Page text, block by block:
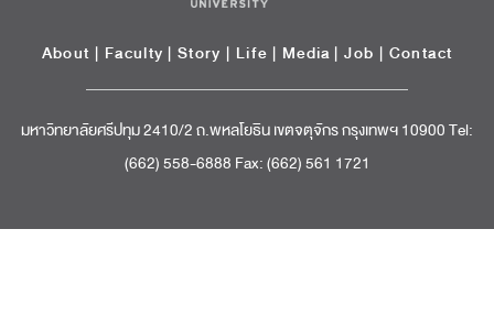
About | Faculty | Story | Life | Media |Job | Contact
มหาวิทยาลัยศรีปทุม 2410/2 ถ.พหลโยธิน เขตจตุจักร กรุงเทพฯ 10900 Tel:
(662) 558-6888 Fax: (662) 561 1721